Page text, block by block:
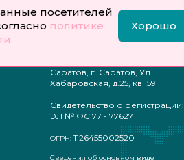
посетителей
политике
Хорошо
Главный редактор: Богатырева
Е. А.
Саратов, г. Саратов, Ул
Хабаровская, д.25, кв 159
Свидетельство о регистрации:
ЭЛ № ФС 77 - 77627
ОГРН: 1126455002520
Сведения об основном виде